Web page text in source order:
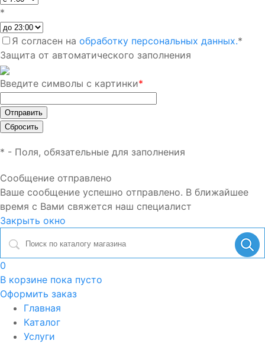
*
Я согласен на обработку персональных данных.*
Защита от автоматического заполнения
Введите символы с картинки*
* - Поля, обязательные для заполнения
Сообщение отправлено
Ваше сообщение успешно отправлено. В ближайшее
время с Вами свяжется наш специалист
Закрыть окно
0
В корзине пока пусто
Оформить заказ
Главная
Каталог
Услуги